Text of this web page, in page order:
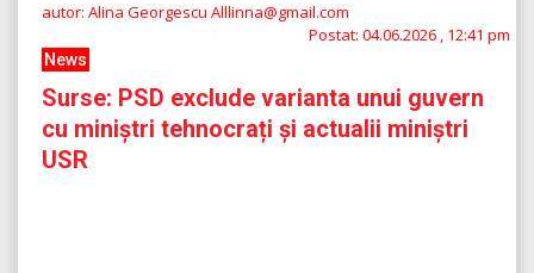
autor: Alina Georgescu Alllinna@gmail.com
Postat: 04.06.2026 , 12:41 pm
News
Surse: PSD exclude varianta unui guvern
cu miniștri tehnocrați și actualii miniștri
USR